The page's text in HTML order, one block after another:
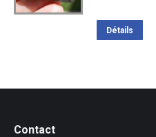
Détails
Contact